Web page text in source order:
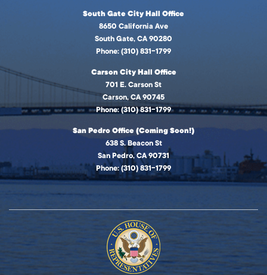
South Gate City Hall Office
8650 California Ave
South Gate, CA 90280
Phone: (310) 831-1799
Carson City Hall Office
701 E. Carson St
Carson, CA 90745
Phone: (310) 831-1799
San Pedro Office (Coming Soon!)
638 S. Beacon St
San Pedro, CA 90731
Phone: (310) 831-1799